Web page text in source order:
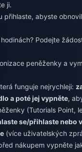
ji.
přihlaste, abyste
Podejte
peněženky a
funguje nejrychleji:
a poté jej vypněte,
(Tutorials Point,
se/přihlaste nebo
(více uživatelských
nákupem vypněte